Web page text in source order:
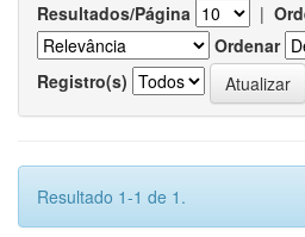
Resultados/Página |
Ordenar
Registro(s)
Resultado 1-1 de 1.